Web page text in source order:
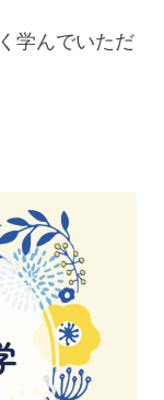
学んでいただ